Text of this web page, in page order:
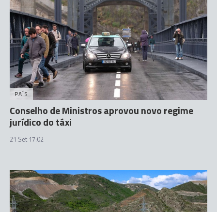
PAÍS
Conselho de Ministros aprovou novo regime
jurídico do táxi
21 Set 17:02